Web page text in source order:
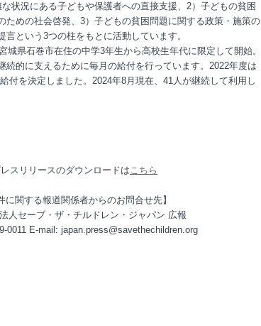
状況にある子どもや保護者への直接支援、2）子どもの貧困
ための社会啓発、3）子どもの貧困問題に関する政策・施策の
言という3つの柱をもとに活動しています。
城県石巻市在住の中学3年生から高校生年代に限定して開始。
続的に支えるために毎月の給付を行っています。2022年度は
付を決定しました。2024年8月現在、41人が継続して利用し
スリリースのダウンロードはこちら
に関する報道関係者からのお問合せ先】
人セーブ・ザ・チルドレン・ジャパン 広報
0011 E-mail: japan.press@savethechildren.org